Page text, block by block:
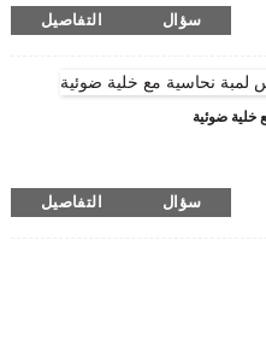
سؤال التفاصيل
سؤال التفاصيل